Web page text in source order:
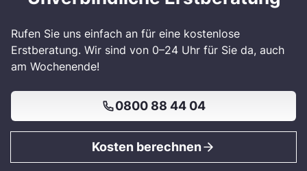
Rufen Sie uns einfach an für eine kostenlose
Erstberatung. Wir sind von 0–24 Uhr für Sie da, auch
am Wochenende!
0800 88 44 04
Kosten berechnen